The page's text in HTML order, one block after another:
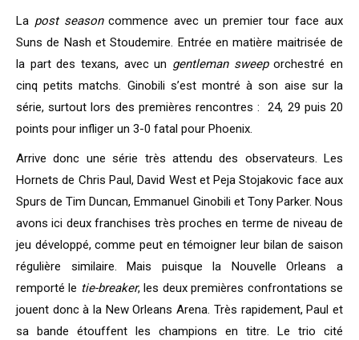
La post seasoncommence avec un premier tour face aux
Suns de Nash et Stoudemire. Entrée en matière maitrisée de
la part des texans, avec un gentleman sweeporchestré en
cinq petits matchs. Ginobili s’est montré à son aise sur la
série, surtout lors des premières rencontres : 24, 29 puis 20
points pour infliger un 3-0 fatal pour Phoenix.
Arrive donc une série très attendu des observateurs. Les
Hornets de Chris Paul, David West et Peja Stojakovic face aux
Spurs de Tim Duncan, Emmanuel Ginobili et Tony Parker. Nous
avons ici deux franchises très proches en terme de niveau de
jeu développé, comme peut en témoigner leur bilan de saison
régulière similaire. Mais puisque la Nouvelle Orleans a
remporté le tie-breaker, les deux premières confrontations se
jouent donc à la New Orleans Arena. Très rapidement, Paul et
sa bande étouffent les champions en titre. Le trio cité